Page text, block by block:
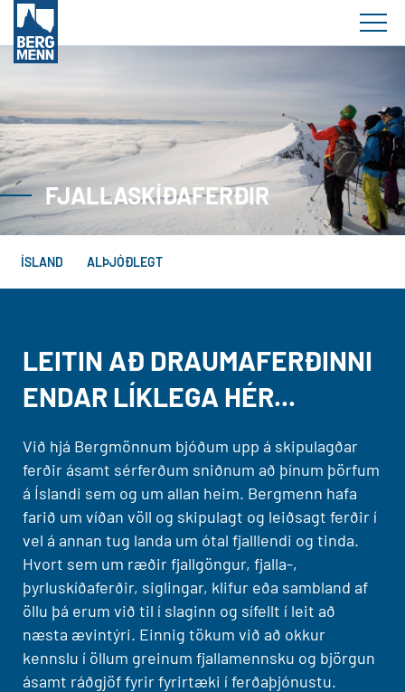
FJALLASKÍÐAFERÐIR
ÍSLAND ALÞJÓÐLEGT
LEITIN AÐ DRAUMAFERÐINNI
ENDAR LÍKLEGA HÉR...
Við hjá Bergmönnum bjóðum upp á skipulagðar
ferðir ásamt sérferðum sniðnum að þínum þörfum
á Íslandi sem og um allan heim. Bergmenn hafa
farið um víðan völl og skipulagt og leiðsagt ferðir í
vel á annan tug landa um ótal fjalllendi og tinda.
Hvort sem um ræðir fjallgöngur, fjalla-,
þyrluskíðaferðir, siglingar, klifur eða sambland af
öllu þá erum við til í slaginn og sífellt í leit að
næsta ævintýri. Einnig tökum við að okkur
kennslu í öllum greinum fjallamennsku og björgun
ásamt ráðgjöf fyrir fyrirtæki í ferðaþjónustu.